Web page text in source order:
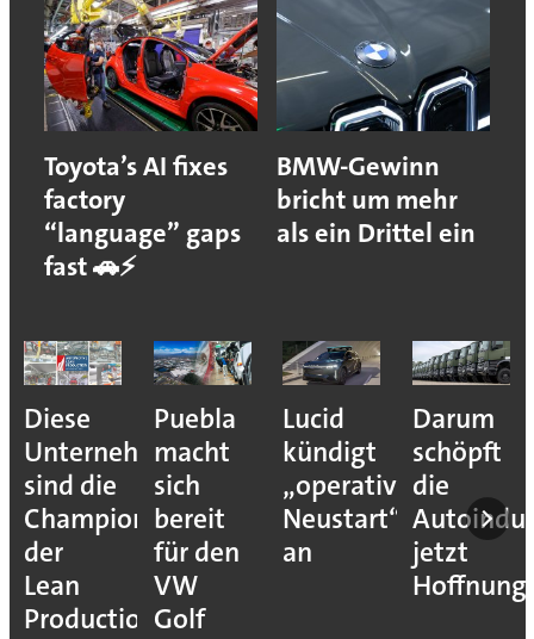
Toyota’s AI fixes
factory
“language” gaps
fast 🚗⚡
BMW-Gewinn
bricht um mehr
als ein Drittel ein
Diese
Unternehmen
sind die
Champions
der
Lean
Production
Puebla
macht
sich
bereit
für den
VW
Golf
Lucid
kündigt
„operativen
Neustart“
an
Darum
schöpft
die
jetzt
Hoffnung